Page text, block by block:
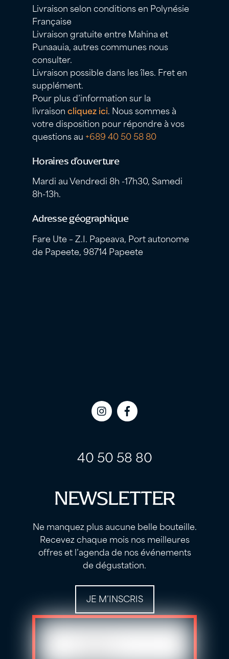
Livraison selon conditions en Polynésie
Française
Livraison gratuite entre Mahina et
Punaauia, autres communes nous
consulter.
Livraison possible dans les îles. Fret en
supplément.
Pour plus d’information sur la
livraisoncliquez ici. Nous sommes à
votre disposition pour répondre à vos
questions au +689 40 50 58 80
Horaires d’ouverture
Mardi au Vendredi 8h -17h30, Samedi
8h-13h.
Adresse géographique
Fare Ute – Z.I. Papeava, Port autonome
de Papeete, 98714 Papeete
Icon
Icon
40 50 58 80
NEWSLETTER
Ne manquez plus aucune belle bouteille.
Recevez chaque mois nos meilleures
offres et l’agenda de nos événements
de dégustation.
JE M’INSCRIS